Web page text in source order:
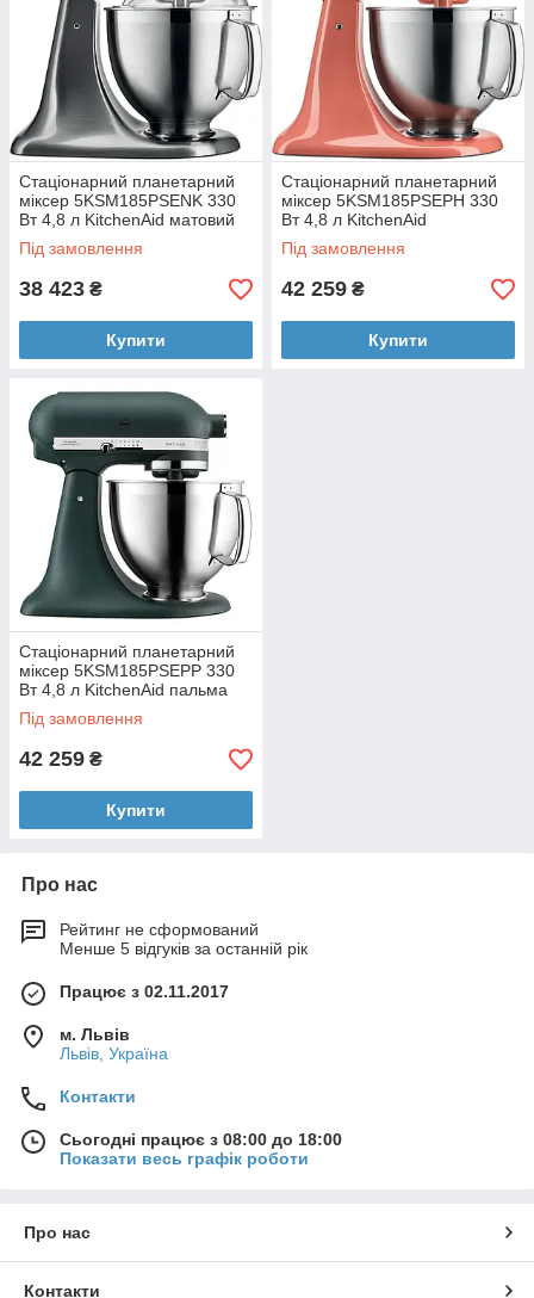
Стаціонарний планетарний
міксер 5KSM185PSENK 330
Вт 4,8 л KitchenAid матовий
нікель
Під замовлення
38 423 ₴
Купити
Стаціонарний планетарний
міксер 5KSM185PSEPH 330
Вт 4,8 л KitchenAid
персиковий
Під замовлення
42 259 ₴
Купити
Стаціонарний планетарний
міксер 5KSM185PSEPP 330
Вт 4,8 л KitchenAid пальма
Під замовлення
42 259 ₴
Купити
Про нас
Рейтинг не сформований
Менше 5 відгуків за останній рік
Працює з 02.11.2017
м. Львів
Львів, Україна
Контакти
Сьогодні працює з 08:00 до 18:00
Показати весь графік роботи
Про нас
Контакти